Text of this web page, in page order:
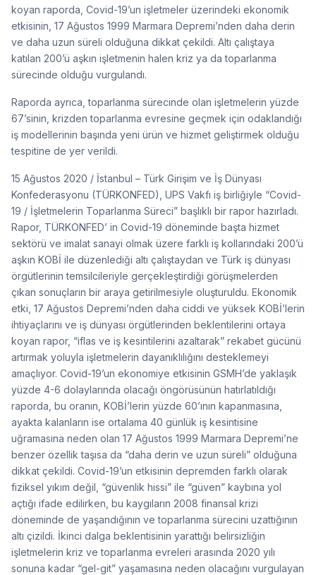
koyan raporda, Covid-19’un işletmeler üzerindeki ekonomik
etkisinin, 17 Ağustos 1999 Marmara Depremi’nden daha derin
ve daha uzun süreli olduğuna dikkat çekildi. Altı çalıştaya
katılan 200’ü aşkın işletmenin halen kriz ya da toparlanma
sürecinde olduğu vurgulandı.
Raporda ayrıca, toparlanma sürecinde olan işletmelerin yüzde
67’sinin, krizden toparlanma evresine geçmek için odaklandığı
iş modellerinin başında yeni ürün ve hizmet geliştirmek olduğu
tespitine de yer verildi.
15 Ağustos 2020 / İstanbul – Türk Girişim ve İş Dünyası
Konfederasyonu (TÜRKONFED), UPS Vakfı iş birliğiyle “Covid-
19 / İşletmelerin Toparlanma Süreci” başlıklı bir rapor hazırladı.
Rapor, TÜRKONFED’ in Covid-19 döneminde başta hizmet
sektörü ve imalat sanayi olmak üzere farklı iş kollarındaki 200’ü
aşkın KOBİ ile düzenlediği altı çalıştaydan ve Türk iş dünyası
örgütlerinin temsilcileriyle gerçekleştirdiği görüşmelerden
çıkan sonuçların bir araya getirilmesiyle oluşturuldu. Ekonomik
etki, 17 Ağustos Depremi’nden daha ciddi ve yüksek KOBİ’lerin
ihtiyaçlarını ve iş dünyası örgütlerinden beklentilerini ortaya
koyan rapor, “iflas ve iş kesintilerini azaltarak” rekabet gücünü
artırmak yoluyla işletmelerin dayanıklılığını desteklemeyi
amaçlıyor. Covid-19’un ekonomiye etkisinin GSMH’de yaklaşık
yüzde 4-6 dolaylarında olacağı öngörüsünün hatırlatıldığı
raporda, bu oranın, KOBİ’lerin yüzde 60’ının kapanmasına,
ayakta kalanların ise ortalama 40 günlük iş kesintisine
uğramasına neden olan 17 Ağustos 1999 Marmara Depremi’ne
benzer özellik taşısa da “daha derin ve uzun süreli” olduğuna
dikkat çekildi. Covid-19’un etkisinin depremden farklı olarak
fiziksel yıkım değil, “güvenlik hissi” ile “güven” kaybına yol
açtığı ifade edilirken, bu kaygıların 2008 finansal krizi
döneminde de yaşandığının ve toparlanma sürecini uzattığının
altı çizildi. İkinci dalga beklentisinin yarattığı belirsizliğin
işletmelerin kriz ve toparlanma evreleri arasında 2020 yılı
sonuna kadar “gel-git” yaşamasına neden olacağını vurgulayan